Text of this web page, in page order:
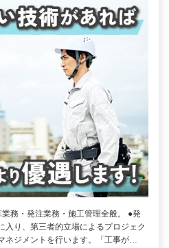
務・発注業務・施工管理全般。 ●発
入り、第三者的立場によるプロジェク
ネジメントを行います。「工事が…